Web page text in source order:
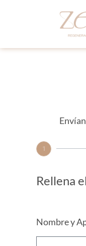
1
Rellena
Nombre y